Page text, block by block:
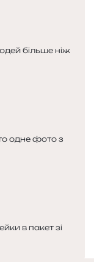
більше ніж
одне фото з
в пакет зі